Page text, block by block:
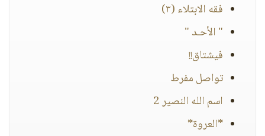
فقه الابتلاء (٣)
" الأحـد "
فيشتاق!!
تواصل مفرط
اسم الله النصير 2
*العروة*